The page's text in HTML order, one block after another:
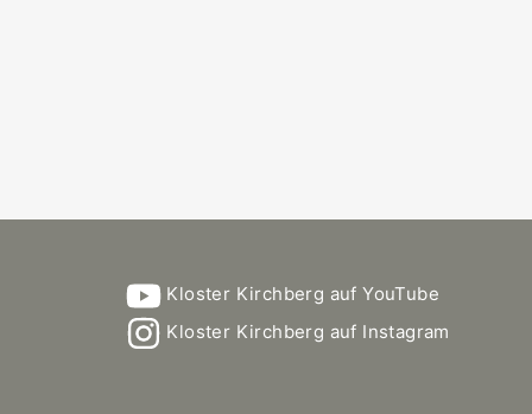
Kloster Kirchberg auf YouTube
Kloster Kirchberg auf Instagram